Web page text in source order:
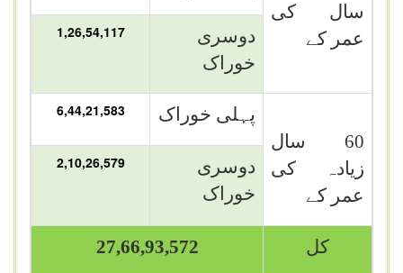
سال کی
عمر کے
دوسری
خوراک
1,26,54,117
60 سال
زیادہ کی
عمر کے
پہلی خوراک 6,44,21,583
دوسری
خوراک
2,10,26,579
کل 27,66,93,572